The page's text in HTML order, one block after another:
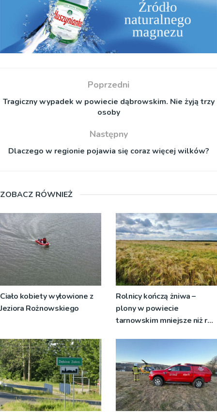
Poprzedni
Tragiczny wypadek w powiecie dąbrowskim. Nie żyją trzy
osoby
Następny
Dlaczego w regionie pojawia się coraz więcej wilków?
ZOBACZ RÓWNIEŻ
Ciało kobiety wyłowione z
Jeziora Rożnowskiego
Rolnicy kończą żniwa –
plony w powiecie
tarnowskim mniejsze niż rok